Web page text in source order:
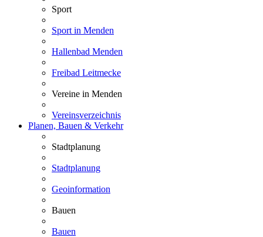
Sport
Sport in Menden
Hallenbad Menden
Freibad Leitmecke
Vereine in Menden
Vereinsverzeichnis
Planen, Bauen & Verkehr
Stadtplanung
Stadtplanung
Geoinformation
Bauen
Bauen